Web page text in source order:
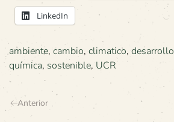
LinkedIn
ambiente, cambio, climatico,desarrollo
química, sostenible, UCR
Anterior